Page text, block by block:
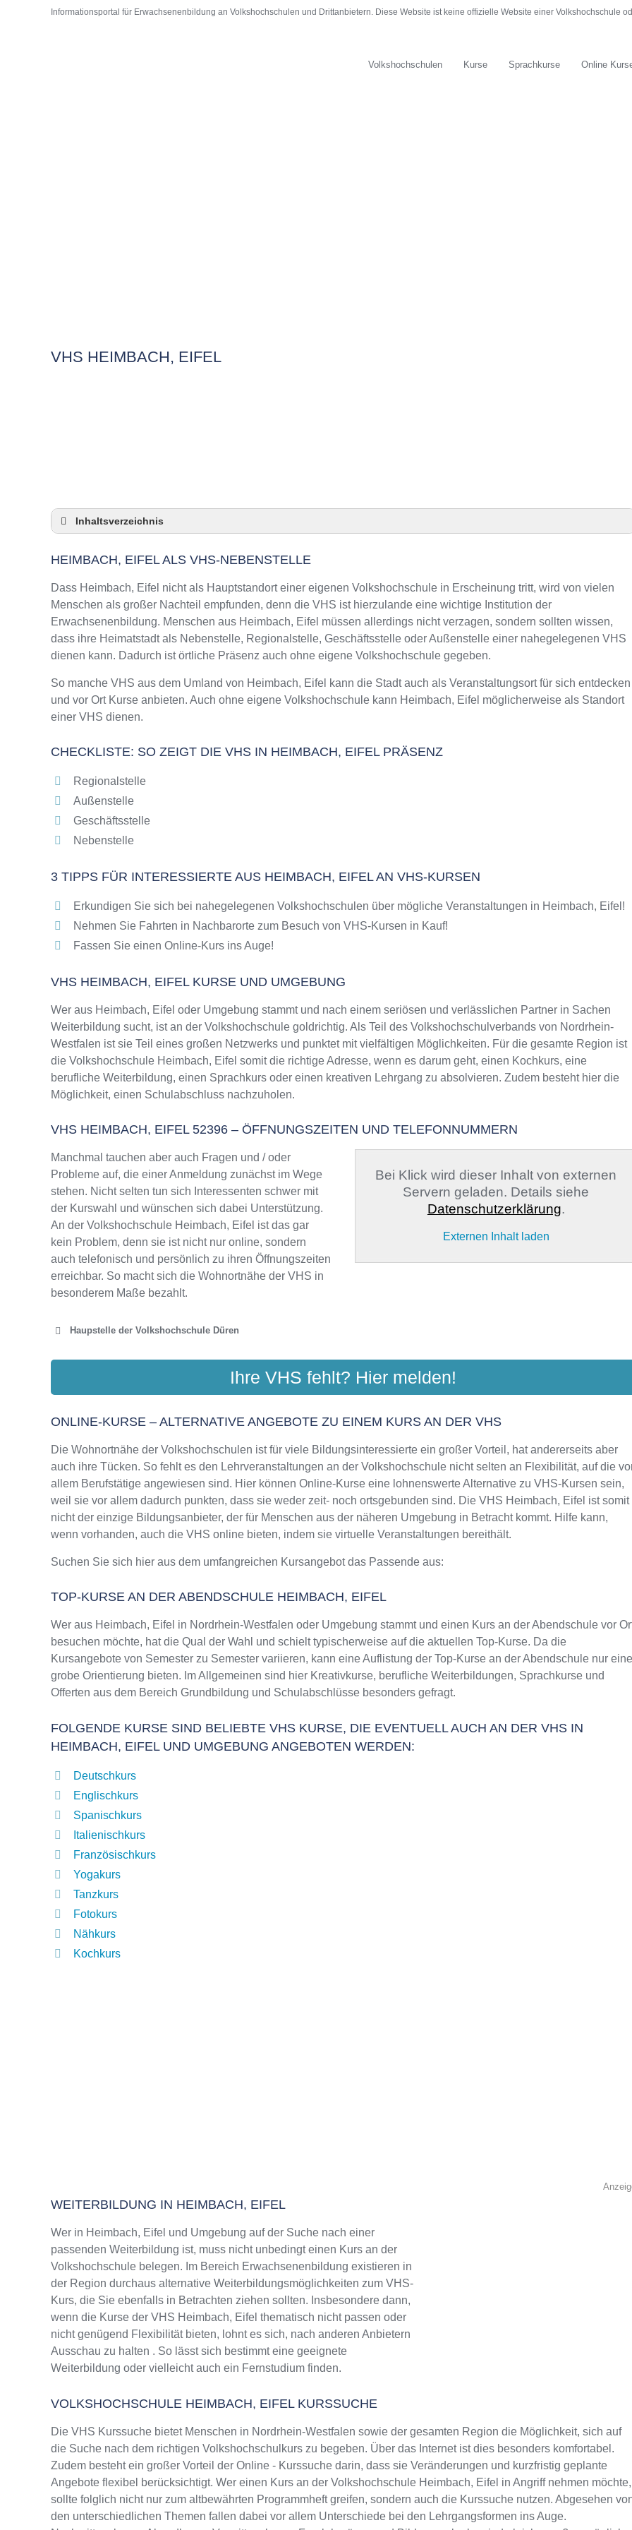
Informationsportal für Erwachsenenbildung an Volkshochschulen und Drittanbietern. Diese Website ist keine offizielle Website einer Volkshochschule
Volkshochschulen Kurse Sprachkurse Online
VHS HEIMBACH, EIFEL
Inhaltsverzeichnis
Checkliste: So zeigt die VHS in Heimbach, Eifel Präsenz
3 Tipps für Interessierte aus Heimbach, Eifel an VHS-Kursen
VHS Heimbach, Eifel Kurse und Umgebung
VHS Heimbach, Eifel – Öffnungszeiten und Telefonnummer
Online-Kurse – Alternative Angebote zu einem Kurs an der VHS
Top-Kurse an der Abendschule Heimbach, Eifel
Weiterbildung in Heimbach, Eifel
VHS Heimbach, Eifel Programm 2025 / 2026
HEIMBACH, EIFEL ALS VHS-NEBENSTELLE
Dass Heimbach, Eifel nicht als Hauptstandort einer eigenen Volkshochschule in Erscheinung tritt, wird von vielen
Menschen als großer Nachteil empfunden, denn die VHS ist hierzulande eine wichtige Institution der
Erwachsenenbildung. Menschen aus Heimbach, Eifel müssen allerdings nicht verzagen, sondern sollten wissen,
dass ihre Heimatstadt als Nebenstelle, Regionalstelle, Geschäftsstelle oder Außenstelle einer nahegelegenen VHS
dienen kann. Dadurch ist örtliche Präsenz auch ohne eigene Volkshochschule gegeben.
So manche VHS aus dem Umland von Heimbach, Eifel kann die Stadt auch als Veranstaltungsort für sich entdecken
und vor Ort Kurse anbieten. Auch ohne eigene Volkshochschule kann Heimbach, Eifel möglicherweise als Standort
einer VHS dienen.
CHECKLISTE: SO ZEIGT DIE VHS IN HEIMBACH, EIFEL PRÄSENZ
Regionalstelle
Außenstelle
Geschäftsstelle
Nebenstelle
3 TIPPS FÜR INTERESSIERTE AUS HEIMBACH, EIFEL AN VHS-KURSEN
Erkundigen Sie sich bei nahegelegenen Volkshochschulen über mögliche Veranstaltungen in Heimbach, Eifel!
Nehmen Sie Fahrten in Nachbarorte zum Besuch von VHS-Kursen in Kauf!
Fassen Sie einen Online-Kurs ins Auge!
VHS HEIMBACH, EIFEL KURSE UND UMGEBUNG
Wer aus Heimbach, Eifel oder Umgebung stammt und nach einem seriösen und verlässlichen Partner in Sachen
Weiterbildung sucht, ist an der Volkshochschule goldrichtig. Als Teil des Volkshochschulverbands von Nordrhein-
Westfalen ist sie Teil eines großen Netzwerks und punktet mit vielfältigen Möglichkeiten. Für die gesamte Region ist
die Volkshochschule Heimbach, Eifel somit die richtige Adresse, wenn es darum geht, einen Kochkurs, eine
berufliche Weiterbildung, einen Sprachkurs oder einen kreativen Lehrgang zu absolvieren. Zudem besteht hier die
Möglichkeit, einen Schulabschluss nachzuholen.
VHS HEIMBACH, EIFEL 52396 – ÖFFNUNGSZEITEN UND TELEFONNUMMERN
Manchmal tauchen aber auch Fragen und / oder
Probleme auf, die einer Anmeldung zunächst im Wege
stehen. Nicht selten tun sich Interessenten schwer mit
der Kurswahl und wünschen sich dabei Unterstützung.
An der Volkshochschule Heimbach, Eifel ist das gar
kein Problem, denn sie ist nicht nur online, sondern
auch telefonisch und persönlich zu ihren Öffnungszeiten
erreichbar. So macht sich die Wohnortnähe der VHS in
besonderem Maße bezahlt.
Bei Klick wird dieser Inhalt von externen
Servern geladen. Details siehe
Datenschutzerklärung.
Externen Inhalt laden
Haupstelle der Volkshochschule Düren
VOLKSHOCHSCHULE RUR-EIFEL
Ihre VHS fehlt? Hier melden!
ONLINE-KURSE – ALTERNATIVE ANGEBOTE ZU EINEM KURS AN DER VHS
Die Wohnortnähe der Volkshochschulen ist für viele Bildungsinteressierte ein großer Vorteil, hat andererseits aber
auch ihre Tücken. So fehlt es den Lehrveranstaltungen an der Volkshochschule nicht selten an Flexibilität, auf die
allem Berufstätige angewiesen sind. Hier können Online-Kurse eine lohnenswerte Alternative zu VHS-Kursen sein,
weil sie vor allem dadurch punkten, dass sie weder zeit- noch ortsgebunden sind. Die VHS Heimbach, Eifel ist somit
nicht der einzige Bildungsanbieter, der für Menschen aus der näheren Umgebung in Betracht kommt. Hilfe kann,
wenn vorhanden, auch die VHS online bieten, indem sie virtuelle Veranstaltungen bereithält.
Suchen Sie sich hier aus dem umfangreichen Kursangebot das Passende aus:
TOP-KURSE AN DER ABENDSCHULE HEIMBACH, EIFEL
Wer aus Heimbach, Eifel in Nordrhein-Westfalen oder Umgebung stammt und einen Kurs an der Abendschule vor
besuchen möchte, hat die Qual der Wahl und schielt typischerweise auf die aktuellen Top-Kurse. Da die
Kursangebote von Semester zu Semester variieren, kann eine Auflistung der Top-Kurse an der Abendschule nur eine
grobe Orientierung bieten. Im Allgemeinen sind hier Kreativkurse, berufliche Weiterbildungen, Sprachkurse und
Offerten aus dem Bereich Grundbildung und Schulabschlüsse besonders gefragt.
FOLGENDE KURSE SIND BELIEBTE VHS KURSE, DIE EVENTUELL AUCH AN DER VHS IN
HEIMBACH, EIFEL UND UMGEBUNG ANGEBOTEN WERDEN:
Deutschkurs
Englischkurs
Spanischkurs
Italienischkurs
Französischkurs
Yogakurs
Tanzkurs
Fotokurs
Nähkurs
Kochkurs
WEITERBILDUNG IN HEIMBACH, EIFEL
Wer in Heimbach, Eifel und Umgebung auf der Suche nach einer
passenden Weiterbildung ist, muss nicht unbedingt einen Kurs an der
Volkshochschule belegen. Im Bereich Erwachsenenbildung existieren in
der Region durchaus alternative Weiterbildungsmöglichkeiten zum VHS-
Kurs, die Sie ebenfalls in Betrachten ziehen sollten. Insbesondere dann,
wenn die Kurse der VHS Heimbach, Eifel thematisch nicht passen oder
nicht genügend Flexibilität bieten, lohnt es sich, nach anderen Anbietern
Ausschau zu halten . So lässt sich bestimmt eine geeignete
Weiterbildung oder vielleicht auch ein Fernstudium finden.
VOLKSHOCHSCHULE HEIMBACH, EIFEL KURSSUCHE
Die VHS Kurssuche bietet Menschen in Nordrhein-Westfalen sowie der gesamten Region die Möglichkeit, sich auf
die Suche nach dem richtigen Volkshochschulkurs zu begeben. Über das Internet ist dies besonders komfortabel.
Zudem besteht ein großer Vorteil der Online - Kurssuche darin, dass sie Veränderungen und kurzfristig geplante
Angebote flexibel berücksichtigt. Wer einen Kurs an der Volkshochschule Heimbach, Eifel in Angriff nehmen möchte,
sollte folglich nicht nur zum altbewährten Programmheft greifen, sondern auch die Kurssuche nutzen. Abgesehen
den unterschiedlichen Themen fallen dabei vor allem Unterschiede bei den Lehrgangsformen ins Auge.